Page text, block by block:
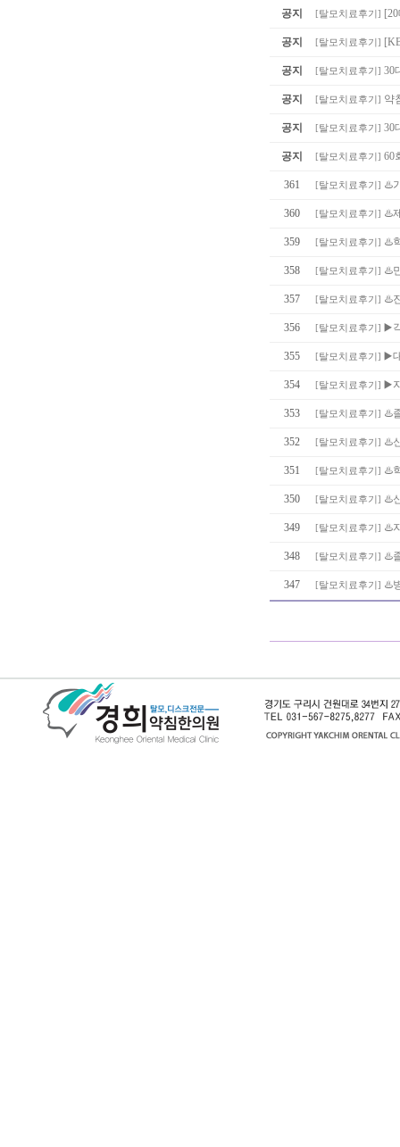
공지 [탈모치료후기 ]
공지 [탈모치료후기 ]
공지 [탈모치료후기 ] 30
공지 [탈모치료후기 ] 약
공지 [탈모치료후기 ] 30
공지 [탈모치료후기 ] 60
361 [탈모치료후기 ] ♨️
360 [탈모치료후기 ] ♨️
359 [탈모치료후기 ] ♨️
358 [탈모치료후기 ] ♨️
357 [탈모치료후기 ] ♨️
356 [탈모치료후기 ] ▶️
355 [탈모치료후기 ] ▶️
354 [탈모치료후기 ] ▶️
353 [탈모치료후기 ] ♨️
352 [탈모치료후기 ] ♨️
351 [탈모치료후기 ] ♨️
350 [탈모치료후기 ] ♨️
349 [탈모치료후기 ] ♨️
348 [탈모치료후기 ] ♨️
347 [탈모치료후기 ] ♨️